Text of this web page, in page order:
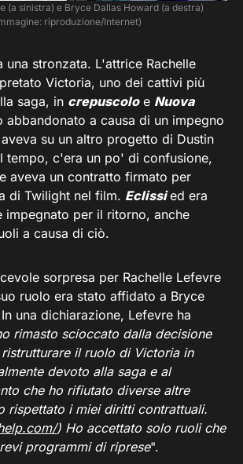
(a sinistra) e Bryce Dallas Howard (a destra)
riproduzione/Internet)
una stronzata. L'attrice Rachelle
Victoria, uno dei cattivi più
saga, in crepuscolo e Nuova
abbandonato a causa di un impegno
su un altro progetto di Dustin
tempo, c'era un po' di confusione,
aveva un contratto firmato per
di Twilight nel film. Eclissied era
impegnato per il ritorno, anche
a causa di ciò.
sorpresa per Rachelle Lefevre
ruolo era stato affidato a Bryce
una dichiarazione, Lefevre ha
rimasto scioccato dalla decisione
il ruolo di Victoria in
devoto alla saga e al
che ho rifiutato diverse altre
rispettato i miei diritti contrattuali.
) Ho accettato solo ruoli che
programmi di riprese".